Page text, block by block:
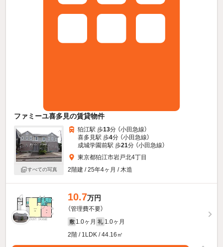
ファミーユ喜多見の賃貸物件
すべての写真
狛江駅 歩13分 （小田急線）
喜多見駅 歩4分 （小田急線）
成城学園前駅 歩21分 （小田急線）
東京都狛江市岩戸北4丁目
2階建 / 25年4ヶ月 / 木造
10.7万円
（管理費不要）
敷 1.0ヶ月 礼 1.0ヶ月
2階 / 1LDK / 44.16㎡